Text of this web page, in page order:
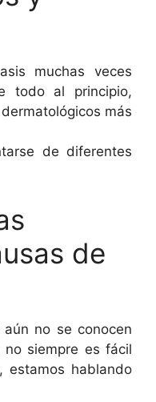
muchas veces
todo al principio,
más
de diferentes
de
no se conocen
siempre es fácil
estamos hablando